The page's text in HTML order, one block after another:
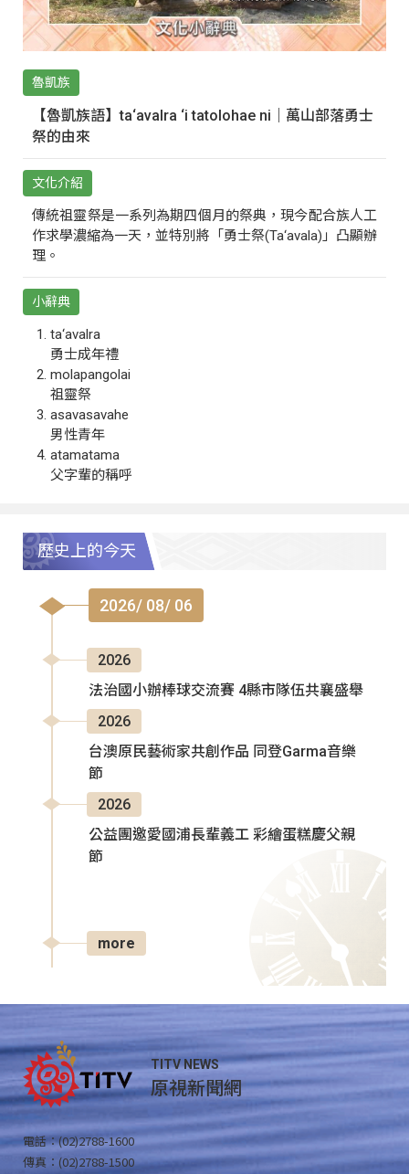
魯凱族
【魯凱族語】ta‘avalra ‘i tatolohae ni｜萬山部落勇士
祭的由來
文化介紹
傳統祖靈祭是一系列為期四個月的祭典，現今配合族人工
作求學濃縮為一天，並特別將「勇士祭(Ta‘avala)」凸顯辦
理。
小辭典
ta‘avalra
勇士成年禮
molapangolai
祖靈祭
asavasavahe
男性青年
atamatama
父字輩的稱呼
歷史上的今天
2026/ 08/ 06
2026
法治國小辦棒球交流賽 4縣市隊伍共襄盛舉
2026
台澳原民藝術家共創作品 同登Garma音樂
節
2026
公益團邀愛國浦長輩義工 彩繪蛋糕慶父親
節
more
TITV NEWS
原視新聞網
電話：(02)2788-1600
傳真：(02)2788-1500